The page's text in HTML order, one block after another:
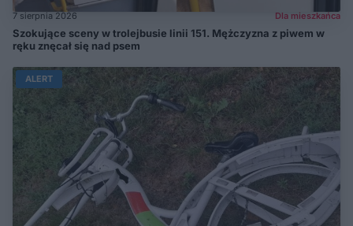
7 sierpnia 2026 Dla mieszkańca
Szokujące sceny w trolejbusie linii 151. Mężczyzna z piwem w
ręku znęcał się nad psem
ALERT